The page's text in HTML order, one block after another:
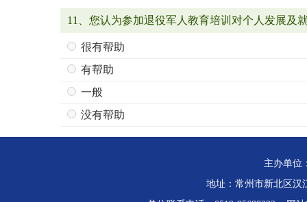
11、您认为参加退役军人教育培训对个人发展及
很有帮助
有帮助
一般
没有帮助
主办单位
地址：常州市新北区